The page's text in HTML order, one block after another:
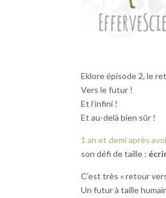
Eklore épisode 2, le
Vers le futur !
Et l’infini !
Et au-delà bien sûr !
1 an et demi après
son défi de taille :
C’est très « retour
Un futur à taille